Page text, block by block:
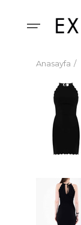
Anasayfa